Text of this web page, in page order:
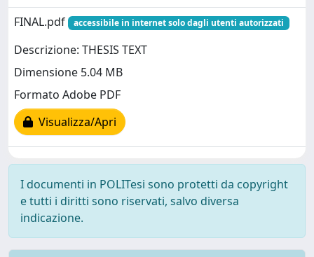
FINAL.pdf
accessibile in internet solo dagli utenti autorizzati
Descrizione: THESIS TEXT
Dimensione 5.04 MB
Formato Adobe PDF
Visualizza/Apri
I documenti in POLITesi sono protetti da copyright
e tutti i diritti sono riservati, salvo diversa
indicazione.